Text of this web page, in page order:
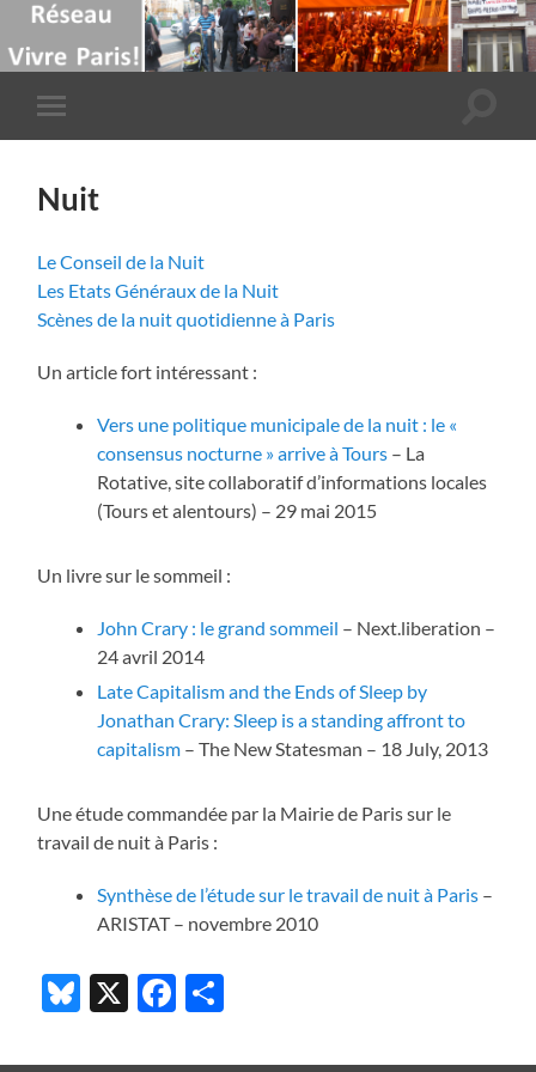
Toggle
mobile
Nuit
Le Conseil de la Nuit
Les Etats Généraux de la Nuit
Scènes de la nuit quotidienne à Paris
Un article fort intéressant :
Vers une politique municipale de la nuit : le «
consensus nocturne » arrive à Tours – La
Rotative, site collaboratif d’informations locales
(Tours et alentours) – 29 mai 2015
Un livre sur le sommeil :
John Crary : le grand sommeil – Next.liberation –
24 avril 2014
Late Capitalism and the Ends of Sleep by
Jonathan Crary: Sleep is a standing affront to
capitalism – The New Statesman – 18 July, 2013
Une étude commandée par la Mairie de Paris sur le
travail de nuit à Paris :
Synthèse de l’étude sur le travail de nuit à Paris –
ARISTAT – novembre 2010
Bluesky
X Facebook